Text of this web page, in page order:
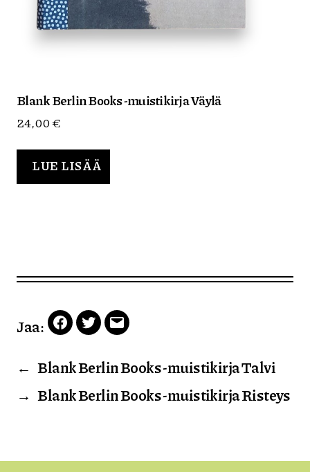
Blank Berlin Books -muistikirja Väylä
24,00€
LUE LISÄÄ
Jaa: Facebook
TwitterEmail
← Blank Berlin Books -muistikirja Talvi
→ Blank Berlin Books -muistikirja Risteys